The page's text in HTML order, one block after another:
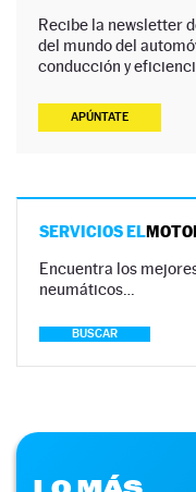
Recibe la newsletter
del mundo del
conducción y
APÚNTATE
SERVICIOS EL
Encuentra los
neumáticos…
BUSCAR